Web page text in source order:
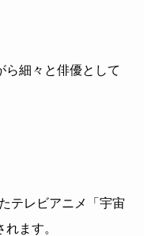
ら細々と俳優として
テレビアニメ「宇宙
ます。